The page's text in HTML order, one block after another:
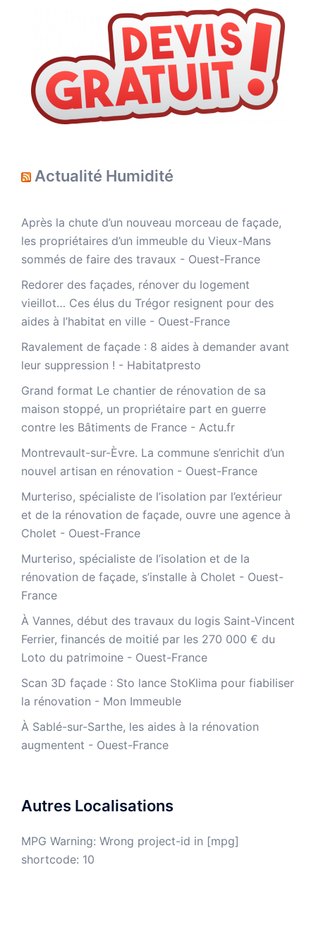
Actualité Humidité
Après la chute d’un nouveau morceau de façade,
les propriétaires d’un immeuble du Vieux-Mans
sommés de faire des travaux - Ouest-France
Redorer des façades, rénover du logement
vieillot… Ces élus du Trégor resignent pour des
aides à l’habitat en ville - Ouest-France
Ravalement de façade : 8 aides à demander avant
leur suppression ! - Habitatpresto
Grand format Le chantier de rénovation de sa
maison stoppé, un propriétaire part en guerre
contre les Bâtiments de France - Actu.fr
Montrevault-sur-Èvre. La commune s’enrichit d’un
nouvel artisan en rénovation - Ouest-France
Murteriso, spécialiste de l’isolation par l’extérieur
et de la rénovation de façade, ouvre une agence à
Cholet - Ouest-France
Murteriso, spécialiste de l’isolation et de la
rénovation de façade, s’installe à Cholet - Ouest-
France
À Vannes, début des travaux du logis Saint-Vincent
Ferrier, financés de moitié par les 270 000 € du
Loto du patrimoine - Ouest-France
​Scan 3D façade : Sto lance StoKlima pour fiabiliser
la rénovation - Mon Immeuble
À Sablé-sur-Sarthe, les aides à la rénovation
augmentent - Ouest-France
Autres Localisations
MPG Warning: Wrong project-id in [mpg]
shortcode: 10